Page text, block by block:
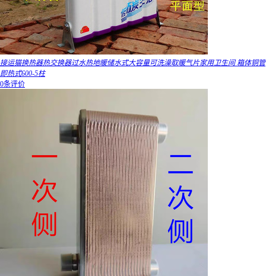
接运猫换热器热交换器过水热地暖储水式大容量可洗澡取暖气片家用卫生间 箱体铜管
即热式600-5柱
0条评价